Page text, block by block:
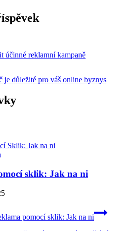
účinné reklamní kampaně
je důležité pro váš online byznys
sklik: Jak na ni
pomocí sklik: Jak na ni